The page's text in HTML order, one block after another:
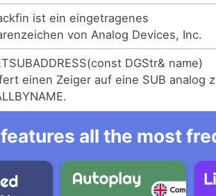
ist ein eingetragenes
von Analog Devices, Inc.
DGStr& name)
einen Zeiger auf eine SUB analog
all the most